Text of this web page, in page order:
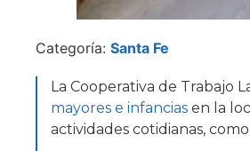
Categoría: Santa Fe
La Cooperativa de Trabajo
mayores e infancias en la
actividades cotidianas,